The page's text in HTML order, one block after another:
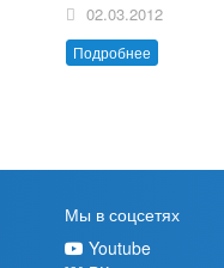
02.03.2012
Подробнее
Мы в соцсетях
Youtube